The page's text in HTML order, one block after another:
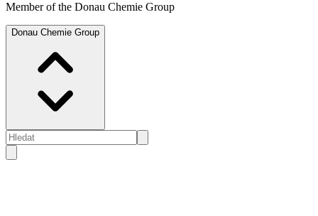
Member of the Donau Chemie Group
Donau Chemie Group